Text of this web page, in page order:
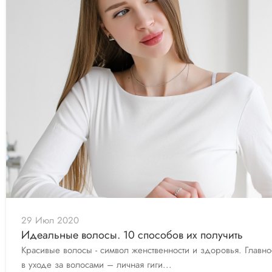
29 Июл 2020
Идеальные волосы. 10 способов их получить
Красивые волосы - символ женственности и здоровья.
в уходе за волосами – личная гиги...